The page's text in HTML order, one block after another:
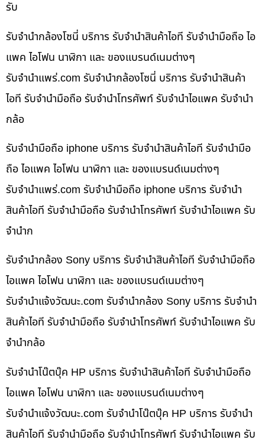
รับ
รับจำนำกล้องโซนี่ บริการ รับจำนำสินค้าไอที รับจำนำมือถือ ไอ
แพค ไอโฟน นาฬิกา และ ของแบรนด์เนมต่างๆ
รับจํานําแพร่.com รับจำนำกล้องโซนี่ บริการ รับจำนำสินค้า
ไอที รับจำนำมือถือ รับจำนำโทรศัพท์ รับจำนำไอแพค รับจำนำ
กล้อ
รับจำนำมือถือ iphone บริการ รับจำนำสินค้าไอที รับจำนำมือ
ถือ ไอแพค ไอโฟน นาฬิกา และ ของแบรนด์เนมต่างๆ
รับจํานําแพร่.com รับจำนำมือถือ iphone บริการ รับจำนำ
สินค้าไอที รับจำนำมือถือ รับจำนำโทรศัพท์ รับจำนำไอแพค รับ
จำนำก
รับจำนำกล้อง Sony บริการ รับจำนำสินค้าไอที รับจำนำมือถือ
ไอแพค ไอโฟน นาฬิกา และ ของแบรนด์เนมต่างๆ
รับจํานําแจ้งวัฒนะ.com รับจำนำกล้อง Sony บริการ รับจำนำ
สินค้าไอที รับจำนำมือถือ รับจำนำโทรศัพท์ รับจำนำไอแพค รับ
จำนำกล้อ
รับจำนำโน๊ตบุ๊ค HP บริการ รับจำนำสินค้าไอที รับจำนำมือถือ
ไอแพค ไอโฟน นาฬิกา และ ของแบรนด์เนมต่างๆ
รับจํานําแจ้งวัฒนะ.com รับจำนำโน๊ตบุ๊ค HP บริการ รับจำนำ
สินค้าไอที รับจำนำมือถือ รับจำนำโทรศัพท์ รับจำนำไอแพค รับ